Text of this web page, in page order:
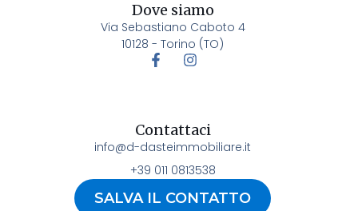
Dove siamo
Via Sebastiano Caboto 4
10128 - Torino (TO)
Contattaci
info@d-dasteimmobiliare.it
+39 011 0813538
SALVA IL CONTATTO